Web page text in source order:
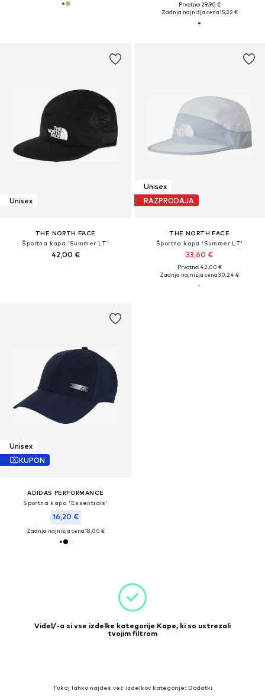
Prvotno: 29,90 €
Zadnja najnižja cena15,22 €
Unisex
THE NORTH FACE
Športna kapa 'Summer LT'
42,00 €
Unisex
RAZPRODAJA
THE NORTH FACE
Športna kapa 'Summer LT'
33,60 €
Prvotno: 42,00 €
Zadnja najnižja cena30,24 €
Unisex
KUPON
ADIDAS PERFORMANCE
Športna kapa 'Essentials'
16,20 €
Zadnja najnižja cena18,00 €
Videl/-a si vse izdelke kategorije Kape, ki so ustrezali
tvojim filtrom
Tukaj lahko najdeš več izdelkov kategorije: Dodatki